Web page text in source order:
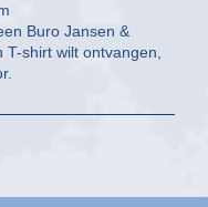
Buro Jansen &
shirt wilt ontvangen,